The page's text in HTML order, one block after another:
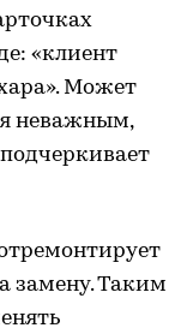
«клиент
Может
неважным,
замену. Таким